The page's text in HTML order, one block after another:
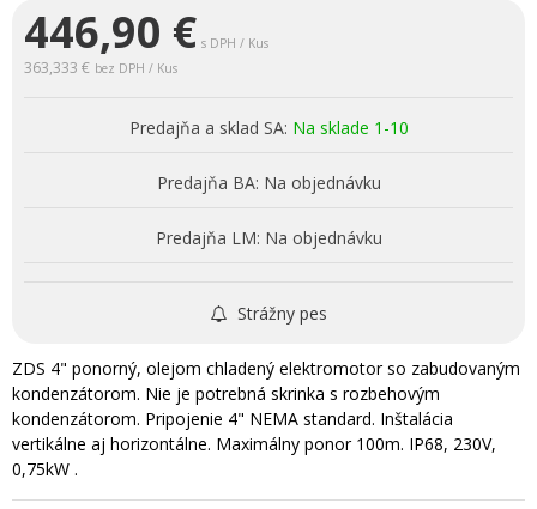
446,90 € s DPH / Kus
363,333 € bez DPH / Kus
Predajňa a sklad SA: Na sklade 1-10
Predajňa BA: Na objednávku
Predajňa LM: Na objednávku
Strážny pes
ZDS 4" ponorný, olejom chladený elektromotor so zabudovaným
kondenzátorom. Nie je potrebná skrinka s rozbehovým
kondenzátorom. Pripojenie 4" NEMA standard. Inštalácia
vertikálne aj horizontálne. Maximálny ponor 100m. IP68, 230V,
0,75kW .